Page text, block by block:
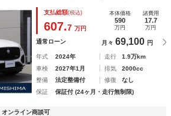
レーンキープアシスト 全周囲カメ
支払総額(税込)
607.7 万円
本体価格
590
万円
諸費用
17.7
万円
通常ローン 月々 69,100 円
年式 2024年 走行
1.9万km
車検
2027年1月 排気
2000cc
整備
法定整備付 修復
なし
保証
保証付 (24ヶ月・走行無制限)
オンライン商談可